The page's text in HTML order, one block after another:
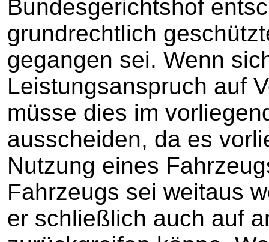
Bundesgerichtshof
grundrechtlich
gegangen sei. Wenn
Leistungsanspruch auf
müsse dies im
ausscheiden, da es
Nutzung eines
Fahrzeugs sei weitaus
er schließlich auch auf